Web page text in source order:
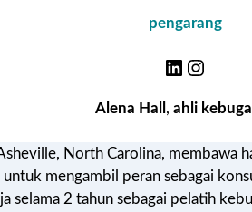
pengarang
Alena Hall , ahli
North Carolina, membawa
mengambil peran sebagai
selama 2 tahun sebagai pelatih